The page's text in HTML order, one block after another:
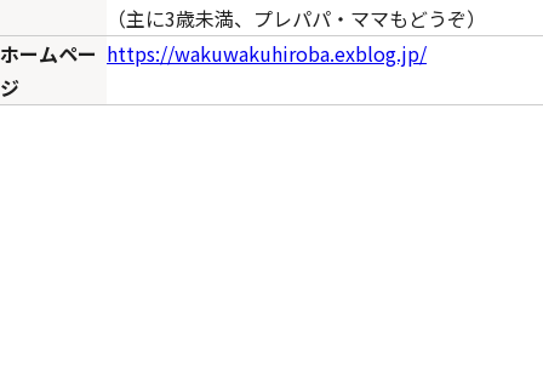
（主に3歳未満、プレパパ・ママもどうぞ）
ホームペー
ジ
https://wakuwakuhiroba.exblog.jp/